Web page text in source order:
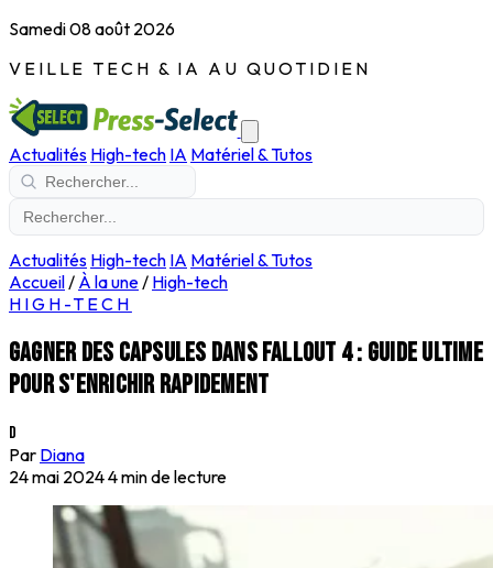
Samedi 08 août 2026
VEILLE TECH & IA AU QUOTIDIEN
Actualités High-tech IA Matériel & Tutos
Actualités High-tech IA Matériel & Tutos
Accueil/ À la une/ High-tech
HIGH-TECH
Gagner des capsules dans Fallout 4 : Guide ultime
pour s'enrichir rapidement
D
Par Diana
24 mai 20244 min de lecture